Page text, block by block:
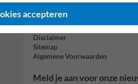
Informatie
Product(en) retourneren
Cookie / Privacy
Disclaimer
Sitemap
Algemene Voorwaarden
Meld je aan voor onze
accepteren